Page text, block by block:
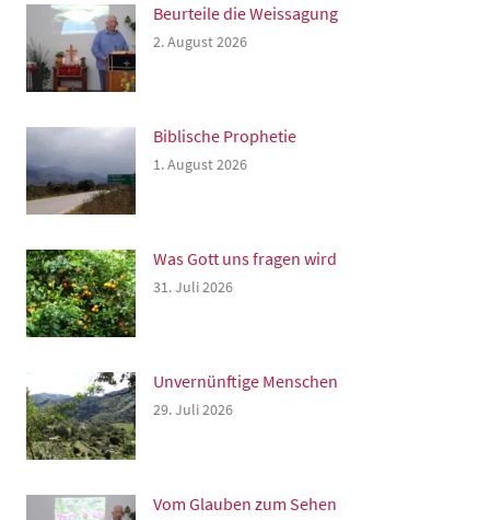
Beurteile die Weissagung
2. August 2026
Biblische Prophetie
1. August 2026
Was Gott uns fragen wird
31. Juli 2026
Unvernünftige Menschen
29. Juli 2026
Vom Glauben zum Sehen